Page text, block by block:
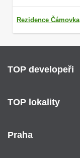
Rezidence Čámovka
TOP developeři
TOP lokality
Praha